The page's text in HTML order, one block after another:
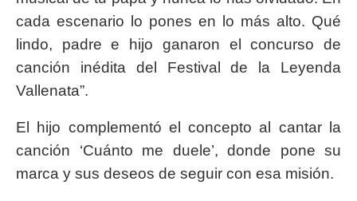
cada escenario lo pones en lo más alto. Qué
lindo, padre e hijo ganaron el concurso de
canción inédita del Festival de la Leyenda
Vallenata”.
El hijo complementó el concepto al cantar la
canción ‘Cuánto me duele’, donde pone su
marca y sus deseos de seguir con esa misión.